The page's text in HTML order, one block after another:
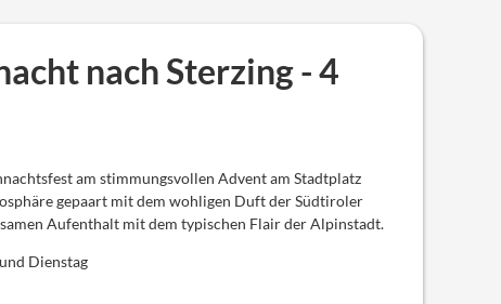
nach Sterzing - 4
am stimmungsvollen Advent am Stadtplatz
gepaart mit dem wohligen Duft der Südtiroler
Aufenthalt mit dem typischen Flair der Alpinstadt.
Dienstag